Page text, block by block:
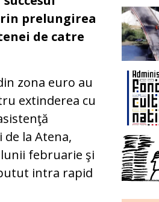
prelungirea
de catre
zona euro au
extinderea cu
la Atena,
februarie şi
intra rapid